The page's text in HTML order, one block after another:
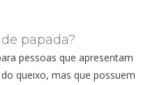
papada?
pessoas que apresentam
queixo, mas que possuem